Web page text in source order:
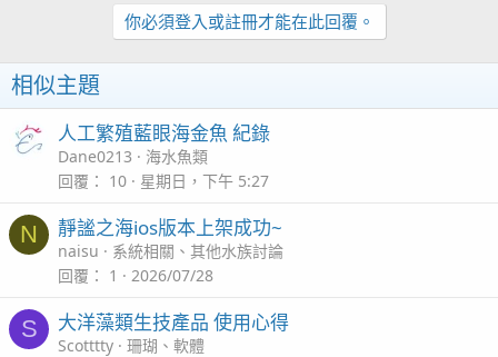
你必須登入或註冊才能在此回覆。
相似主題
人工繁殖藍眼海金魚 紀錄
Dane0213
海水魚類
回覆
10 星期日，下午 5:27
N 靜謐之海ios版本上架成功~
naisu
系統相關、其他水族討論
回覆
1 2026/07/28
S 大洋藻類生技產品 使用心得
Scotttty
珊瑚、軟體